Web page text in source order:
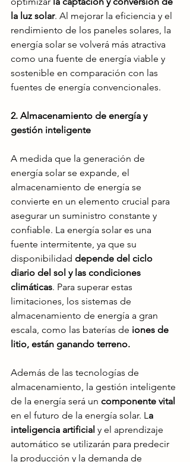
la luz solar. Al mejorar la eficiencia y el
rendimiento de los paneles solares, la
energía solar se volverá más atractiva
como una fuente de energía viable y
sostenible en comparación con las
fuentes de energía convencionales.
2. Almacenamiento de energía y
gestión inteligente
A medida que la generación de
energía solar se expande, el
almacenamiento de energía se
convierte en un elemento crucial para
asegurar un suministro constante y
confiable. La energía solar es una
fuente intermitente, ya que su
disponibilidad depende del ciclo
diario del sol y las condiciones
climáticas. Para superar estas
limitaciones, los sistemas de
almacenamiento de energía a gran
escala, como las baterías de iones de
litio, están ganando terreno.
Además de las tecnologías de
almacenamiento, la gestión inteligente
de la energía será un componente vital
en el futuro de la energía solar. La
inteligencia artificial y el aprendizaje
automático se utilizarán para predecir
la producción y la demanda de